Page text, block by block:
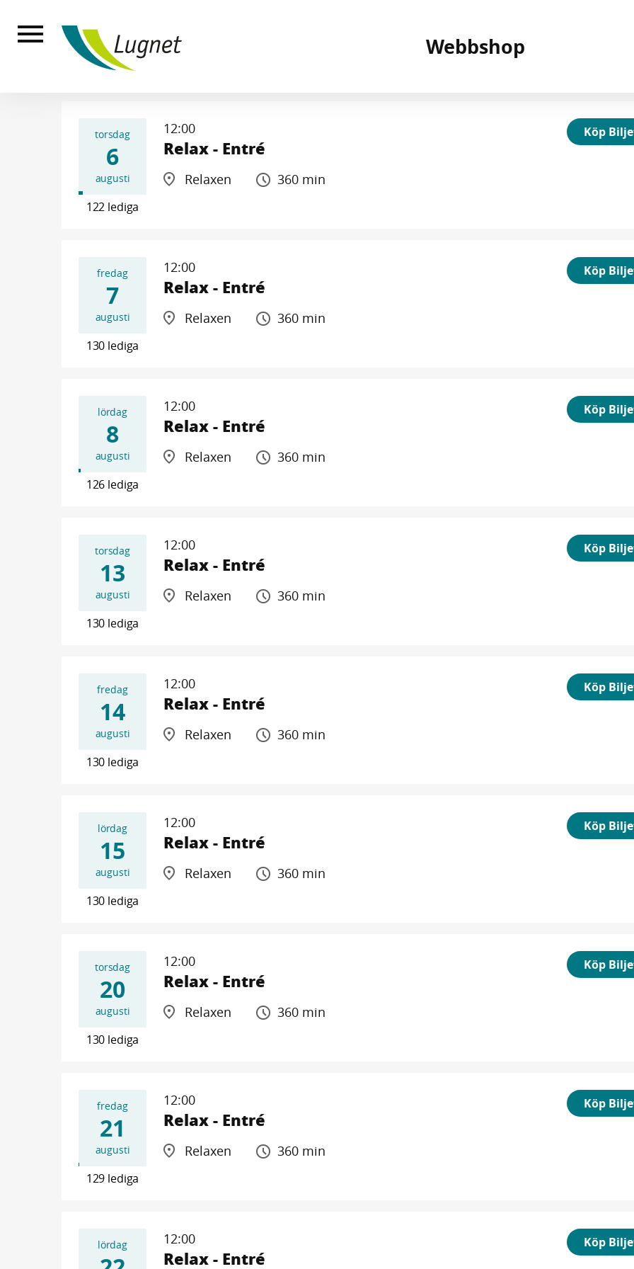
huvudinnehållet
torsdag
6
augusti
122 lediga
12:00
Relax - Entré
Relaxen 360 min
Köp
fredag
7
augusti
130 lediga
12:00
Relax - Entré
Relaxen 360 min
Köp
lördag
8
augusti
126 lediga
12:00
Relax - Entré
Relaxen 360 min
Köp
torsdag
13
augusti
130 lediga
12:00
Relax - Entré
Relaxen 360 min
Köp
fredag
14
augusti
130 lediga
12:00
Relax - Entré
Relaxen 360 min
Köp
lördag
15
augusti
130 lediga
12:00
Relax - Entré
Relaxen 360 min
Köp
torsdag
20
augusti
130 lediga
12:00
Relax - Entré
Relaxen 360 min
Köp
fredag
21
augusti
129 lediga
12:00
Relax - Entré
Relaxen 360 min
Köp
lördag 12:00
Relax - Entré
Köp